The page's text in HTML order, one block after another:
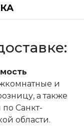
и
а также
по Санкт-
области.